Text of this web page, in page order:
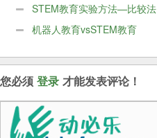
STEM教育实验方法—比较法
机器人教育vsSTEM教育
您必须 登录 才能发表评论！